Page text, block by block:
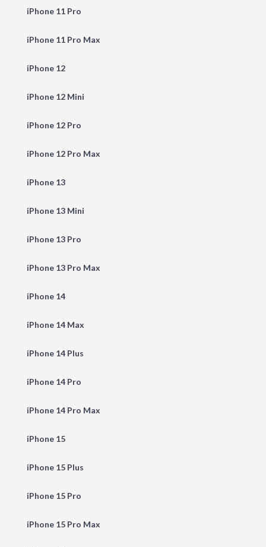
iPhone 11 Pro
iPhone 11 Pro Max
iPhone 12
iPhone 12 Mini
iPhone 12 Pro
iPhone 12 Pro Max
iPhone 13
iPhone 13 Mini
iPhone 13 Pro
iPhone 13 Pro Max
iPhone 14
iPhone 14 Max
iPhone 14 Plus
iPhone 14 Pro
iPhone 14 Pro Max
iPhone 15
iPhone 15 Plus
iPhone 15 Pro
iPhone 15 Pro Max